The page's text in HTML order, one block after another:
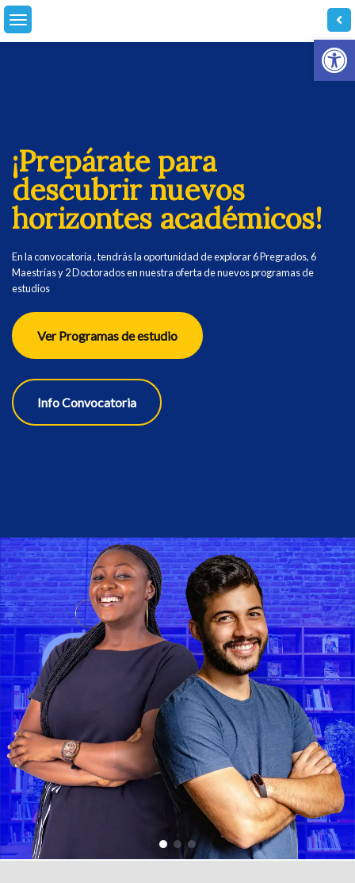
Skip
content
¡Prepárate para
descubrir nuevos
horizontes académicos!
En la convocatoria , tendrás la oportunidad de explorar 6 Pregrados, 6
Maestrías y 2 Doctorados en nuestra oferta de nuevos programas de
estudios
Ver Programas de estudio
Info Convocatoria